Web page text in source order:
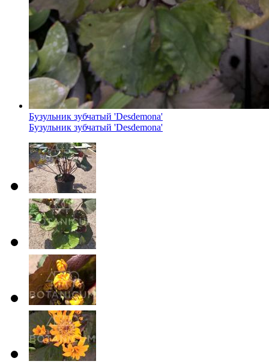
Бузульник зубчатый 'Desdemona'
Бузульник зубчатый 'Desdemona'